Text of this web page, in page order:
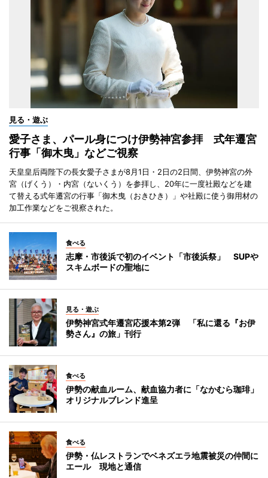
見る・遊ぶ
愛子さま、パール身につけ伊勢神宮参拝 式年遷宮
行事「御木曳」などご視察
天皇皇后両陛下の長女愛子さまが8月1日・2日の2日間、伊勢神宮の外
宮（げくう）・内宮（ないくう）を参拝し、20年に一度社殿などを建
て替える式年遷宮の行事「御木曳（おきひき）」や社殿に使う御用材の
加工作業などをご視察された。
食べる
志摩・市後浜で初のイベント「市後浜祭」 SUPや
スキムボードの聖地に
見る・遊ぶ
伊勢神宮式年遷宮応援本第2弾 「私に還る『お伊
勢さん』の旅」刊行
食べる
伊勢の献血ルーム、献血協力者に「なかむら珈琲」
オリジナルブレンド進呈
食べる
伊勢・仏レストランでベネズエラ地震被災の仲間に
エール 現地と通信